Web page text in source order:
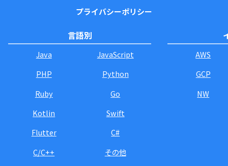
プライバシーポリシー
言語別
Java
JavaScript
PHP
Python
Ruby
Go
Kotlin
Swift
Flutter
C#
C/C++
その他
AWS
GCP
NW